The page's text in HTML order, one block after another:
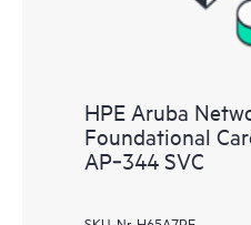
HPE Aruba
Foundational
AP‑344 SVC